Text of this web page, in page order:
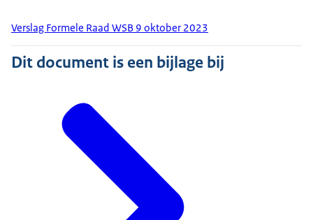
Verslag Formele Raad WSB 9 oktober 2023
Dit document is een bijlage bij